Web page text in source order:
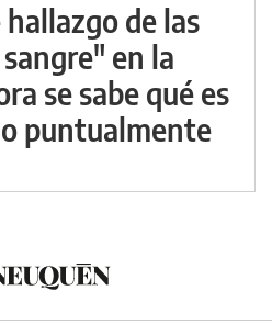
de las
en la
se sabe qué es
puntualmente